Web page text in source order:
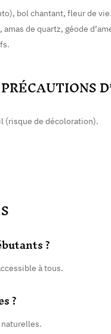
bol chantant, fleur de vie.
de quartz, géode
(risque de décoloration).
?
à tous.
?